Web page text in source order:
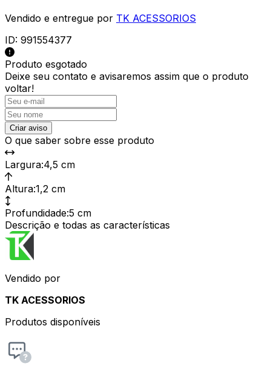
Vendido e entregue por TK ACESSORIOS
ID: 991554377
Produto esgotado
Deixe seu contato e avisaremos assim que o produto
voltar!
Criar aviso
O que saber sobre esse produto
Largura:4,5 cm
Altura:1,2 cm
Profundidade:5 cm
Descrição e todas as características
Vendido por
TK ACESSORIOS
Produtos disponíveis